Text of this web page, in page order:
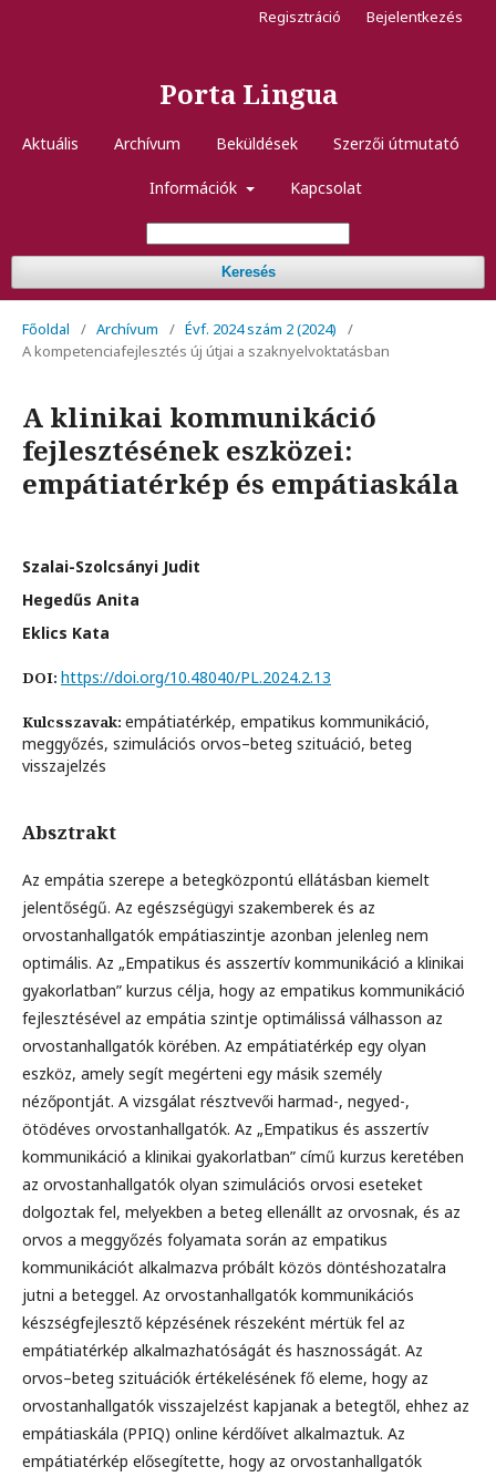
Porta Lingua
Aktuális Archívum Beküldések Szerzői útmutató
Információk Kapcsolat
Keresés
Regisztráció Bejelentkezés
Főoldal / Archívum / Évf. 2024 szám 2 (2024)
/
A kompetenciafejlesztés új útjai a szaknyelvoktatásban
A klinikai kommunikáció
fejlesztésének eszközei:
empátiatérkép és empátiaskála
Szalai-Szolcsányi Judit
Hegedűs Anita
Eklics Kata
DOI: https://doi.org/10.48040/PL.2024.2.13
Kulcsszavak: empátiatérkép, empatikus kommunikáció,
meggyőzés, szimulációs orvos–beteg szituáció, beteg
visszajelzés
Absztrakt
Az empátia szerepe a betegközpontú ellátásban kiemelt
jelentőségű. Az egészségügyi szakemberek és az
orvostanhallgatók empátiaszintje azonban jelenleg nem
optimális. Az „Empatikus és asszertív kommunikáció a klinikai
gyakorlatban” kurzus célja, hogy az empatikus kommunikáció
fejlesztésével az empátia szintje optimálissá válhasson az
orvostanhallgatók körében. Az empátiatérkép egy olyan
eszköz, amely segít megérteni egy másik személy
nézőpontját. A vizsgálat résztvevői harmad-, negyed-,
ötödéves orvostanhallgatók. Az „Empatikus és asszertív
kommunikáció a klinikai gyakorlatban” című kurzus keretében
az orvostanhallgatók olyan szimulációs orvosi eseteket
dolgoztak fel, melyekben a beteg ellenállt az orvosnak, és az
orvos a meggyőzés folyamata során az empatikus
kommunikációt alkalmazva próbált közös döntéshozatalra
jutni a beteggel. Az orvostanhallgatók kommunikációs
készségfejlesztő képzésének részeként mértük fel az
empátiatérkép alkalmazhatóságát és hasznosságát. Az
orvos–beteg szituációk értékelésének fő eleme, hogy az
orvostanhallgatók visszajelzést kapjanak a betegtől, ehhez az
empátiaskála (PPIQ) online kérdőívet alkalmaztuk. Az
empátiatérkép elősegítette, hogy az orvostanhallgatók